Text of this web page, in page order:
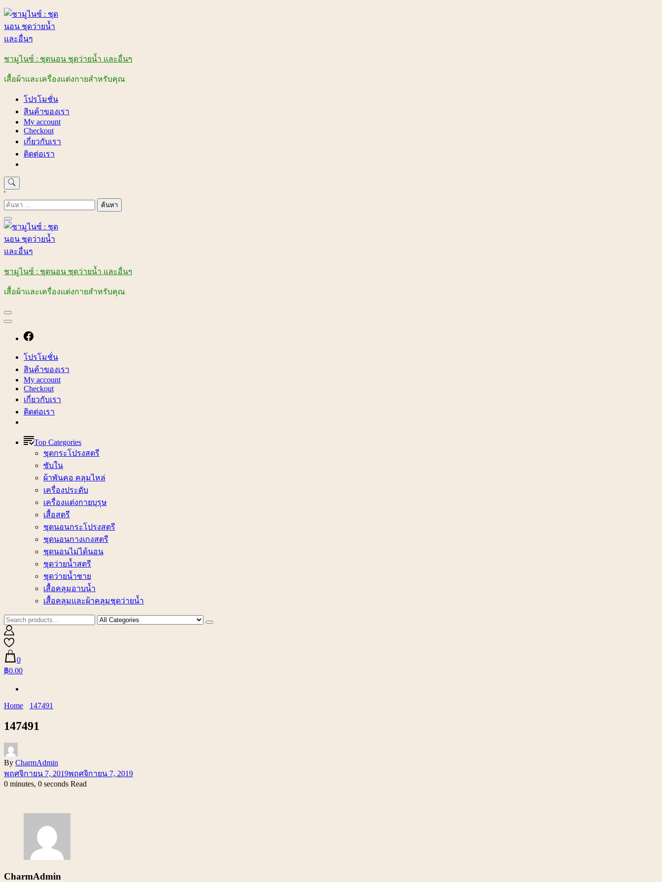
Skip
content
ชามูไนซ์ : ชุดนอน ชุดว่ายน้ำ และอื่นๆ
เสื้อผ้าและเครื่องแต่งกายสำหรับคุณ
โปรโมชั่น
สินค้าของเรา
My account
Checkout
เกี่ยวกับเรา
ติดต่อเรา
'
ค้นหา
สำหรับ:
ชามูไนซ์ : ชุดนอน ชุดว่ายน้ำ และอื่นๆ
เสื้อผ้าและเครื่องแต่งกายสำหรับคุณ
โปรโมชั่น
สินค้าของเรา
My account
Checkout
เกี่ยวกับเรา
ติดต่อเรา
Top Categories
ชุดกระโปรงสตรี
ซับใน
ผ้าพันคอ คลุมไหล่
เครื่องประดับ
เครื่องแต่งกายบุรุษ
เสื้อสตรี
ชุดนอนกระโปรงสตรี
ชุดนอนกางเกงสตรี
ชุดนอนไม่ได้นอน
ชุดว่ายน้ำสตรี
ชุดว่ายน้ำชาย
เสื้อคลุมอาบน้ำ
เสื้อคลุมและผ้าคลุมชุดว่ายน้ำ
0
฿0.00
Home 147491
147491
By CharmAdmin
พฤศจิกายน 7, 2019พฤศจิกายน 7, 2019
0 minutes, 0 seconds Read
CharmAdmin